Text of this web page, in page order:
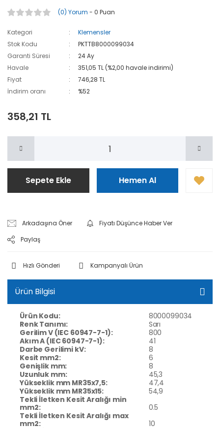
(0) Yorum - 0 Puan
Kategori
Klemensler
Stok Kodu
PKTTB8000099034
Garanti Süresi
24 Ay
Havale
351,05 TL (%2,00 havale indirimi)
Fiyat
746,28 TL
İndirim oranı
%52
358,21 TL
Sepete Ekle Hemen Al
Arkadaşına Öner
Fiyatı Düşünce Haber Ver
Paylaş
Hızlı Gönderi Kampanyalı Ürün
Ürün Bilgisi
Ürün Kodu:
8000099034
Renk Tanımı:
Sarı
Gerilim V (IEC 60947-7-1):
800
Akım A (IEC 60947-7-1):
41
Darbe Gerilimi kV:
8
Kesit mm2:
6
Genişlik mm:
8
Uzunluk mm:
45,3
Yükseklik mm MR35x7,5:
47,4
Yükseklik mm MR35x15:
54,9
Tekli İletken Kesit Aralığı min
mm2:
0.5
Tekli İletken Kesit Aralığı max
mm2:
10